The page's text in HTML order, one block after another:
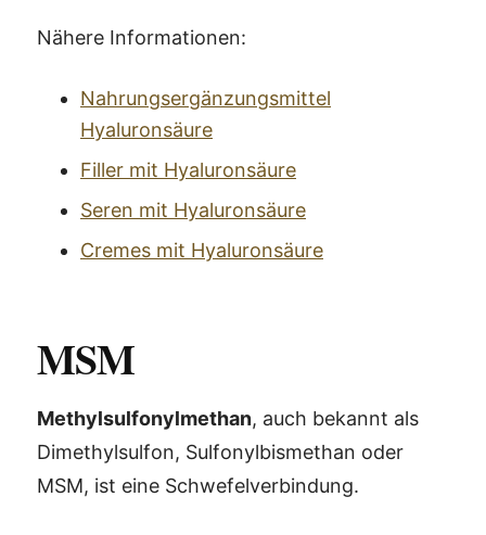
Nähere Informationen:
Nahrungsergänzungsmittel
Hyaluronsäure
Filler mit Hyaluronsäure
Seren mit Hyaluronsäure
Cremes mit Hyaluronsäure
MSM
Methylsulfonylmethan, auch bekannt als
Dimethylsulfon, Sulfonylbismethan oder
MSM, ist eine Schwefelverbindung.